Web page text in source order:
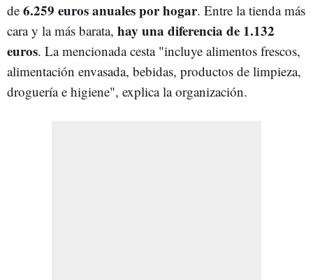
de 6.259 euros anuales por hogar. Entre la tienda más
cara y la más barata, hay una diferencia de 1.132
euros. La mencionada cesta "incluye alimentos frescos,
alimentación envasada, bebidas, productos de limpieza,
droguería e higiene", explica la organización.